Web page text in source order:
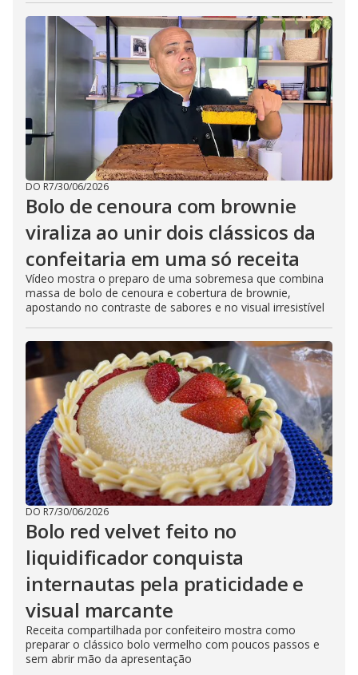
DO R7/30/06/2026
Bolo de cenoura com brownie
viraliza ao unir dois clássicos da
confeitaria em uma só receita
Vídeo mostra o preparo de uma sobremesa que combina
massa de bolo de cenoura e cobertura de brownie,
apostando no contraste de sabores e no visual irresistível
DO R7/30/06/2026
Bolo red velvet feito no
liquidificador conquista
internautas pela praticidade e
visual marcante
Receita compartilhada por confeiteiro mostra como
preparar o clássico bolo vermelho com poucos passos e
sem abrir mão da apresentação